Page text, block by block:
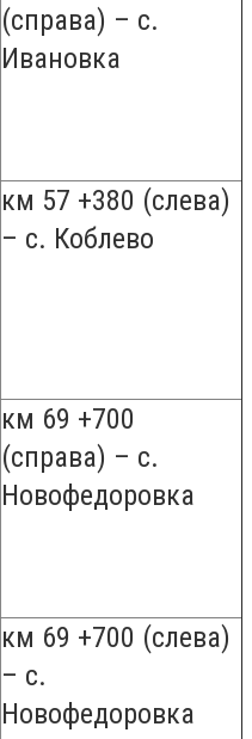
(справа) – с.
Ивановка
км 57 +380 (слева)
– с. Коблево
км 69 +700
(справа) – с.
Новофедоровка
км 69 +700 (слева)
– с.
Новофедоровка